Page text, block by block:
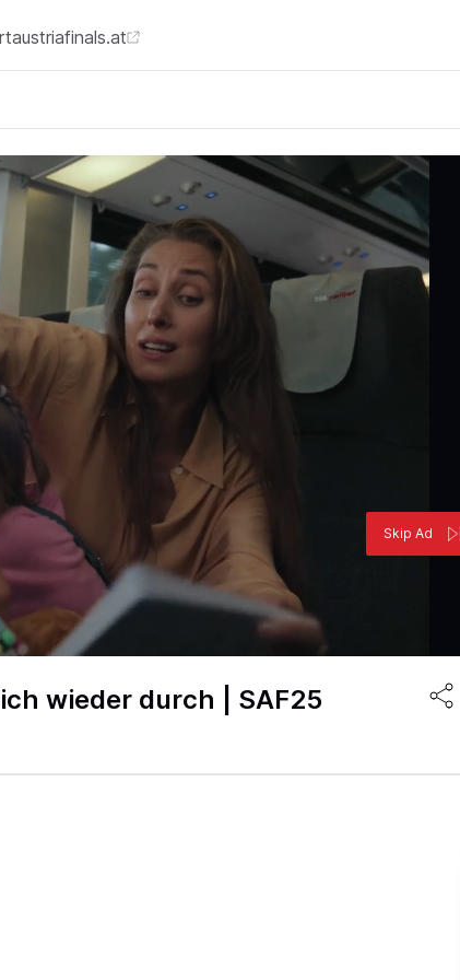
Skip Ad
wieder durch | SAF25